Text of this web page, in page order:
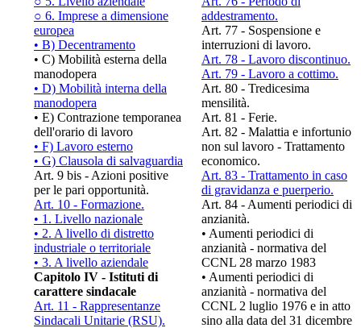
○ 6. Imprese a dimensione
europea
• B) Decentramento
• C) Mobilità esterna della
manodopera
• D) Mobilità interna della
manodopera
• E) Contrazione temporanea
dell'orario di lavoro
• F) Lavoro esterno
• G) Clausola di salvaguardia
Art. 9 bis - Azioni positive
per le pari opportunità.
Art. 10 - Formazione.
• 1. Livello nazionale
• 2. A livello di distretto
industriale o territoriale
• 3. A livello aziendale
Capitolo IV - Istituti di
carattere sindacale
Art. 11 - Rappresentanze
Sindacali Unitarie (RSU).
addestramento.
Art. 77 - Sospensione e
interruzioni di lavoro.
Art. 78 - Lavoro discontinuo.
Art. 79 - Lavoro a cottimo.
Art. 80 - Tredicesima
mensilità.
Art. 81 - Ferie.
Art. 82 - Malattia e infortunio
non sul lavoro - Trattamento
economico.
Art. 83 - Trattamento in caso
di gravidanza e puerperio.
Art. 84 - Aumenti periodici di
anzianità.
• Aumenti periodici di
anzianità - normativa del
CCNL 28 marzo 1983
• Aumenti periodici di
anzianità - normativa del
CCNL 2 luglio 1976 e in atto
sino alla data del 31 dicembre